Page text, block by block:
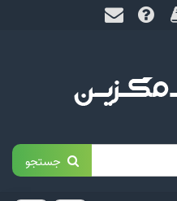
جستجو